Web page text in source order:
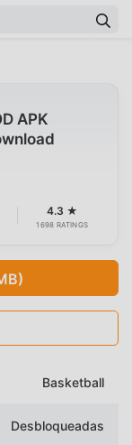
APK
4.3 ★
1698 RATINGS
Basketball
Desbloqueadas